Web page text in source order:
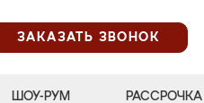
ЗАКАЗАТЬ ЗВОНОК
ШОУ-РУМ РАССРОЧКА